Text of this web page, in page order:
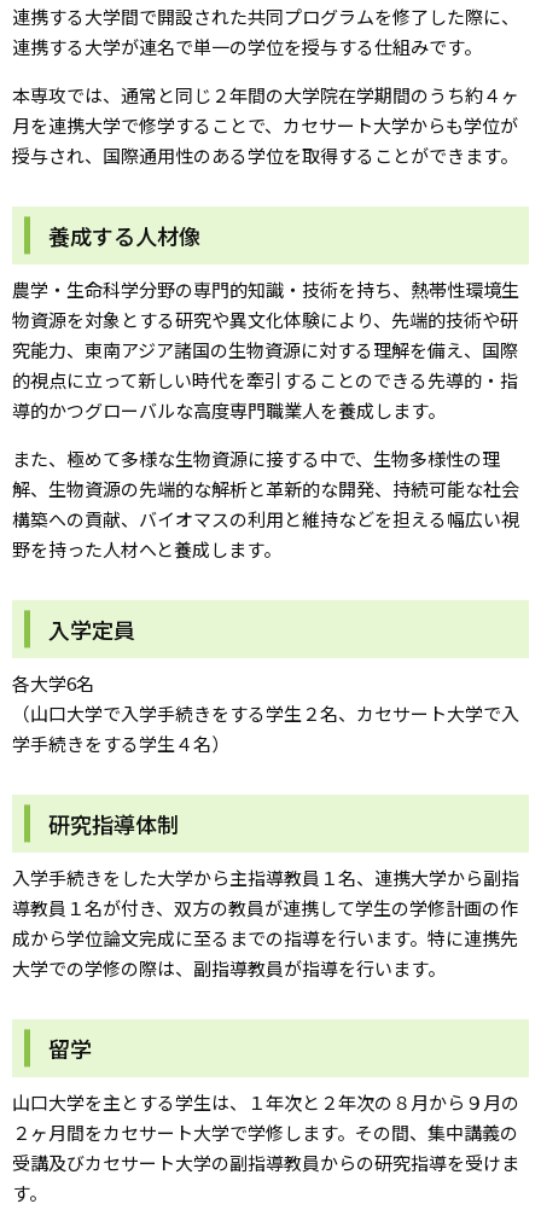
連携する大学間で開設された共同プログラムを修了した際に、
連携する大学が連名で単一の学位を授与する仕組みです。
本専攻では、通常と同じ２年間の大学院在学期間のうち約４ヶ
月を連携大学で修学することで、カセサート大学からも学位が
授与され、国際通用性のある学位を取得することができます。
養成する人材像
農学・生命科学分野の専門的知識・技術を持ち、熱帯性環境生
物資源を対象とする研究や異文化体験により、先端的技術や研
究能力、東南アジア諸国の生物資源に対する理解を備え、国際
的視点に立って新しい時代を牽引することのできる先導的・指
導的かつグローバルな高度専門職業人を養成します。
また、極めて多様な生物資源に接する中で、生物多様性の理
解、生物資源の先端的な解析と革新的な開発、持続可能な社会
構築への貢献、バイオマスの利用と維持などを担える幅広い視
野を持った人材へと養成します。
入学定員
各大学6名
（山口大学で入学手続きをする学生２名、カセサート大学で入
学手続きをする学生４名）
研究指導体制
入学手続きをした大学から主指導教員１名、連携大学から副指
導教員１名が付き、双方の教員が連携して学生の学修計画の作
成から学位論文完成に至るまでの指導を行います。特に連携先
大学での学修の際は、副指導教員が指導を行います。
留学
山口大学を主とする学生は、１年次と２年次の８月から９月の
２ヶ月間をカセサート大学で学修します。その間、集中講義の
受講及びカセサート大学の副指導教員からの研究指導を受けま
す。